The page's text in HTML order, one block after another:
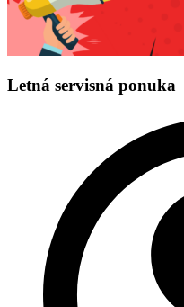
Letná servisná ponuka